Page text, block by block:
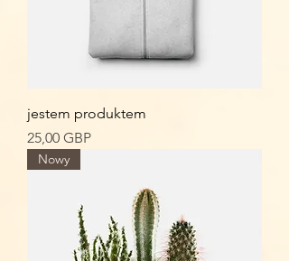
jestem produktem
Cena
25,00 GBP
Nowy